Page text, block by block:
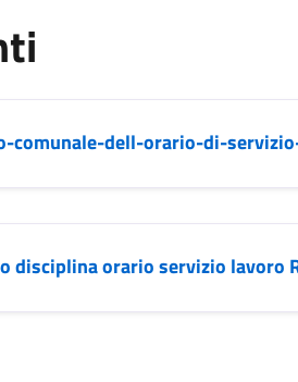
comunale-dell-orario-di-
disciplina orario servizio lavoro